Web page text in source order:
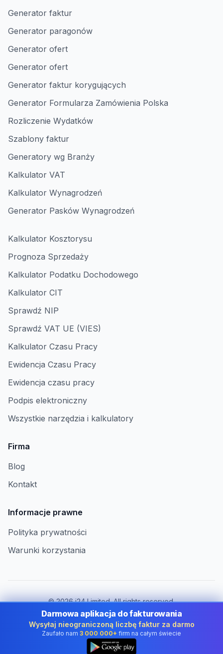
Generator faktur
Generator paragonów
Generator ofert
Generator ofert
Generator faktur korygujących
Generator Formularza Zamówienia Polska
Rozliczenie Wydatków
Szablony faktur
Generatory wg Branży
Kalkulator VAT
Kalkulator Wynagrodzeń
Generator Pasków Wynagrodzeń
Kalkulator Kosztorysu
Prognoza Sprzedaży
Kalkulator Podatku Dochodowego
Kalkulator CIT
Sprawdź NIP
Sprawdź VAT UE (VIES)
Kalkulator Czasu Pracy
Ewidencja Czasu Pracy
Ewidencja czasu pracy
Podpis elektroniczny
Wszystkie narzędzia i kalkulatory
Firma
Blog
Kontakt
Informacje prawne
Polityka prywatności
Warunki korzystania
©2026i24 Limited. All rights reserved.
Dla firm w Poland
Zmień kraj:
Poland
Darmowa aplikacja do fakturowania
Wysyłaj nieograniczoną liczbę faktur za darmo
Zaufało nam 3 000 000+ firm na całym świecie